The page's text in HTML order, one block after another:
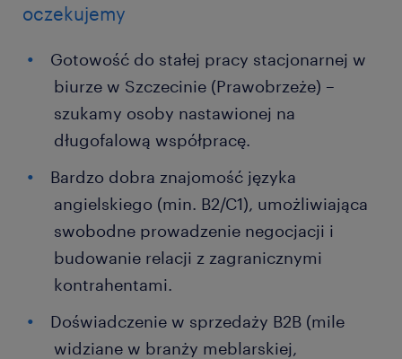
oczekujemy
Gotowość do stałej pracy stacjonarnej w
biurze w Szczecinie (Prawobrzeże) –
szukamy osoby nastawionej na
długofalową współpracę.
Bardzo dobra znajomość języka
angielskiego (min. B2/C1), umożliwiająca
swobodne prowadzenie negocjacji i
budowanie relacji z zagranicznymi
kontrahentami.
Doświadczenie w sprzedaży B2B (mile
widziane w branży meblarskiej,